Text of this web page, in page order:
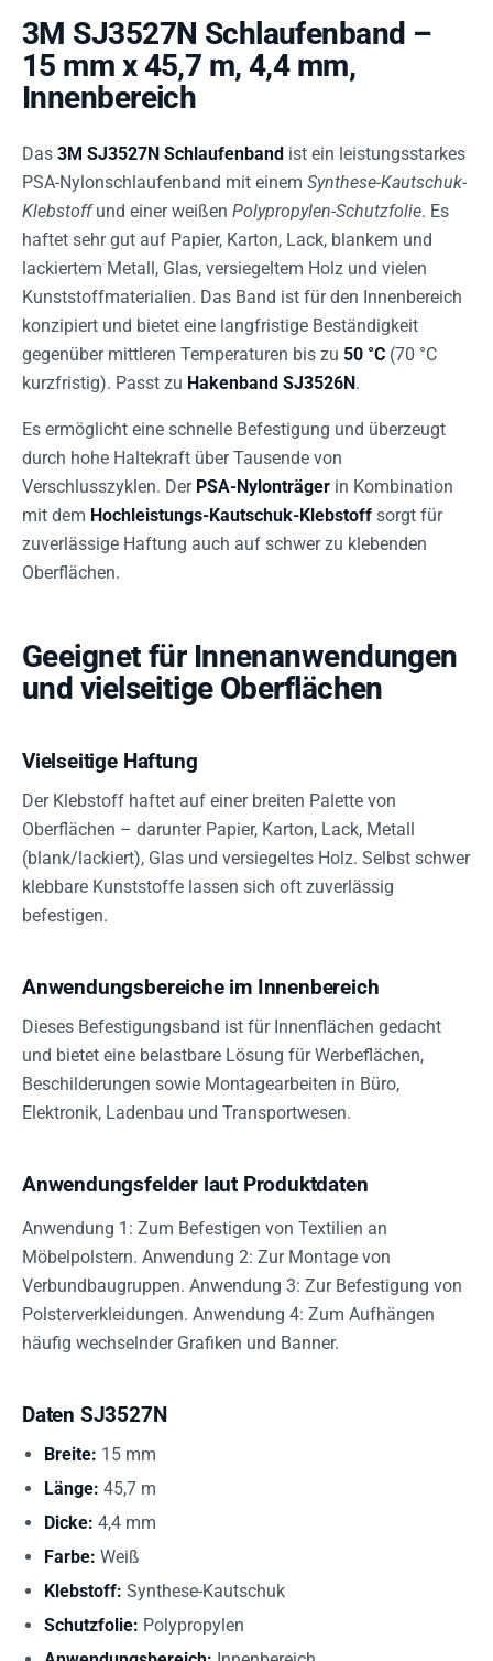
3M SJ3527N Schlaufenband –
15 mm x 45,7 m, 4,4 mm,
Innenbereich
Das 3M SJ3527N Schlaufenband ist ein leistungsstarkes
PSA-Nylonschlaufenband mit einem Synthese-Kautschuk-
Klebstoffund einer weißen Polypropylen-Schutzfolie. Es
haftet sehr gut auf Papier, Karton, Lack, blankem und
lackiertem Metall, Glas, versiegeltem Holz und vielen
Kunststoffmaterialien. Das Band ist für den Innenbereich
konzipiert und bietet eine langfristige Beständigkeit
gegenüber mittleren Temperaturen bis zu 50 °C (70 °C
kurzfristig). Passt zu Hakenband SJ3526N.
Es ermöglicht eine schnelle Befestigung und überzeugt
durch hohe Haltekraft über Tausende von
Verschlusszyklen. Der PSA-Nylonträger in Kombination
mit dem Hochleistungs-Kautschuk-Klebstoff sorgt für
zuverlässige Haftung auch auf schwer zu klebenden
Oberflächen.
Geeignet für Innenanwendungen
und vielseitige Oberflächen
Vielseitige Haftung
Der Klebstoff haftet auf einer breiten Palette von
Oberflächen – darunter Papier, Karton, Lack, Metall
(blank/lackiert), Glas und versiegeltes Holz. Selbst schwer
klebbare Kunststoffe lassen sich oft zuverlässig
befestigen.
Anwendungsbereiche im Innenbereich
Dieses Befestigungsband ist für Innenflächen gedacht
und bietet eine belastbare Lösung für Werbeflächen,
Beschilderungen sowie Montagearbeiten in Büro,
Elektronik, Ladenbau und Transportwesen.
Anwendungsfelder laut Produktdaten
Anwendung 1: Zum Befestigen von Textilien an
Möbelpolstern. Anwendung 2: Zur Montage von
Verbundbaugruppen. Anwendung 3: Zur Befestigung von
Polsterverkleidungen. Anwendung 4: Zum Aufhängen
häufig wechselnder Grafiken und Banner.
Daten SJ3527N
Breite: 15 mm
Länge: 45,7 m
Dicke: 4,4 mm
Farbe: Weiß
Klebstoff: Synthese-Kautschuk
Schutzfolie: Polypropylen